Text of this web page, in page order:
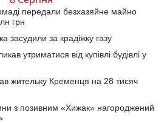
передали безхазяйне майно
грн
засудили за крадіжку газу
утриматися від купівлі будівлі у
жительку Кременця на 28 тисяч
з позивним «Хижак» нагороджений